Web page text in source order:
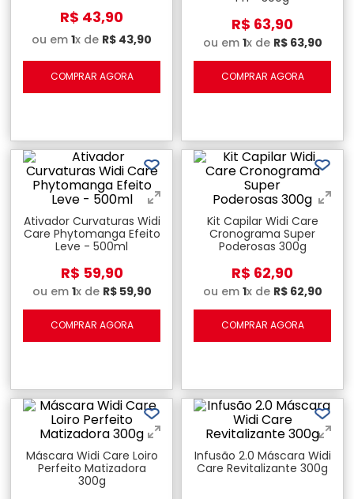
R$ 43,90
ou em 1x de R$ 43,90
COMPRAR AGORA
R$ 63,90
ou em 1x de R$ 63,90
COMPRAR AGORA
Ativador Curvaturas Widi
Care Phytomanga Efeito
Leve - 500ml
R$ 59,90
ou em 1x de R$ 59,90
COMPRAR AGORA
Kit Capilar Widi Care
Cronograma Super
Poderosas 300g
R$ 62,90
ou em 1x de R$ 62,90
COMPRAR AGORA
Máscara Widi Care Loiro
Perfeito Matizadora
300g
Infusão 2.0 Máscara Widi
Care Revitalizante 300g